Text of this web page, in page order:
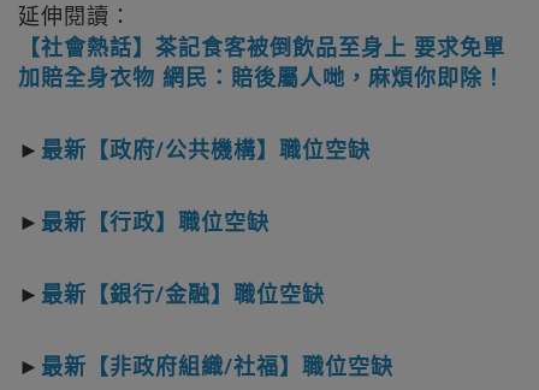
延伸閱讀：
【社會熱話】茶記食客被倒飲品至身上 要求免單
加賠全身衣物 網民：賠後屬人哋，麻煩你即除！
► 最新【政府/公共機構】職位空缺
► 最新【行政】職位空缺
► 最新【銀行/金融】職位空缺
► 最新【非政府組織/社福】職位空缺